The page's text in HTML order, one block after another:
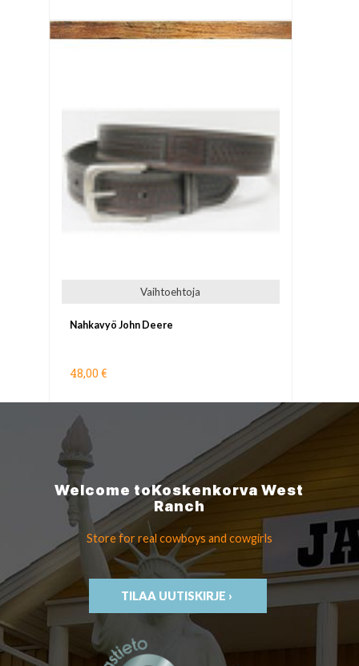
Vaihtoehtoja
Nahkavyö John Deere
48,00 €
Welcome toKoskenkorvaWest
Ranch
Store for real cowboys and cowgirls
TILAA UUTISKIRJE ›